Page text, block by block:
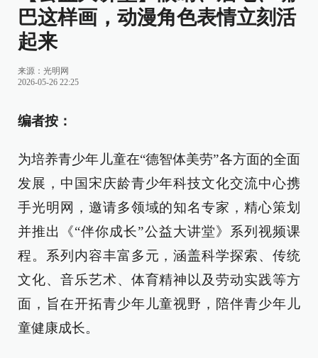
巴这样画，动漫角色表情立刻活
起来
来源： 光明网
2026-05-26 22:25
编者按：
为培养青少年儿童在“德智体美劳”各方面的全面
发展，中国宋庆龄青少年科技文化交流中心携
手光明网，邀请多领域的知名专家，精心策划
并推出《“伴你成长”公益大讲堂》系列视频课
程。系列内容丰富多元，涵盖科学探索、传统
文化、音乐艺术、体育精神以及劳动实践等方
面，旨在开拓青少年儿童视野，陪伴青少年儿
童健康成长。